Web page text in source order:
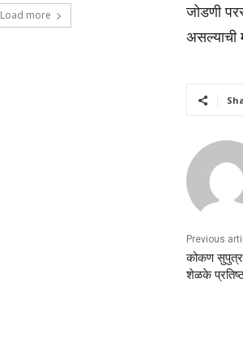
Load more
जोडणी
असल्याची
Previous
कोकण सुपुत्र
शेळके